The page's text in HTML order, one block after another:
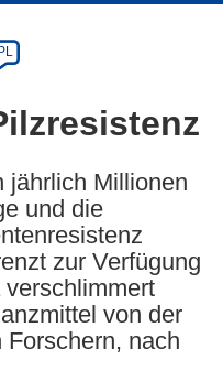
PL
jährlich Millionen
und die
zur Verfügung
von der
nach